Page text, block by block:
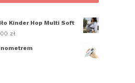
Kinder Hop Multi Soft
zł